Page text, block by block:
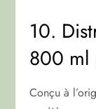
10.
800 ml
Conçu à